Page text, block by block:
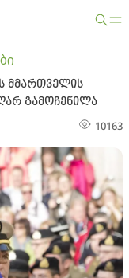
მმართველის
გამოჩენილა
10163